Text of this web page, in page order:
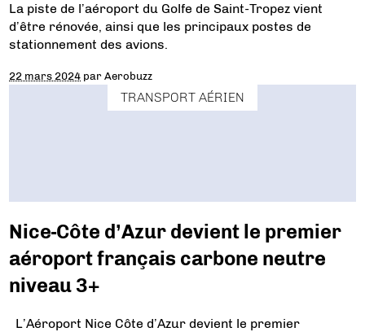
La piste de l’aéroport du Golfe de Saint-Tropez vient
d’être rénovée, ainsi que les principaux postes de
stationnement des avions.
22 mars 2024 parAerobuzz
TRANSPORT AÉRIEN
Nice-Côte d’Azur devient le premier
aéroport français carbone neutre
niveau 3+
L’Aéroport Nice Côte d’Azur devient le premier